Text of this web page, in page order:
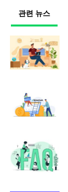
관련 뉴스